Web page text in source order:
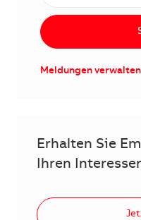
Meldungen verwalten
Erhalten Sie
Ihren